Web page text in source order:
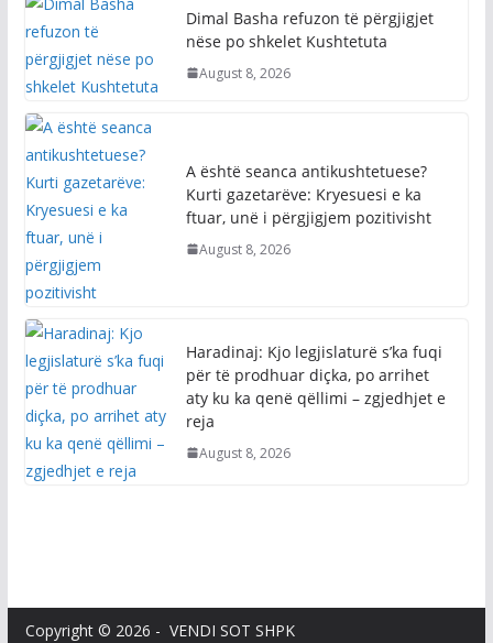
Dimal Basha refuzon të përgjigjet
nëse po shkelet Kushtetuta
August 8, 2026
A është seanca antikushtetuese?
Kurti gazetarëve: Kryesuesi e ka
ftuar, unë i përgjigjem pozitivisht
August 8, 2026
Haradinaj: Kjo legjislaturë s’ka fuqi
për të prodhuar diçka, po arrihet
aty ku ka qenë qëllimi – zgjedhjet e
reja
August 8, 2026
Copyright © 2026 - VENDI SOT SHPK